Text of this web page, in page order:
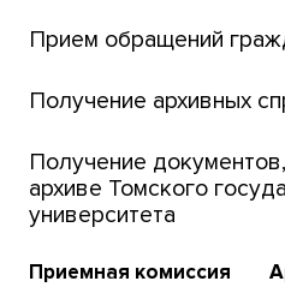
Банк инициатив по
Прием обращений
Получение архивных
Получение
архиве Томского
университета
Приемная комиссия